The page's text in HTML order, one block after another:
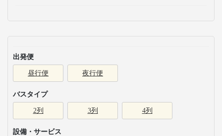
出発便
昼行便 夜行便
バスタイプ
2列 3列 4列
設備・サービス